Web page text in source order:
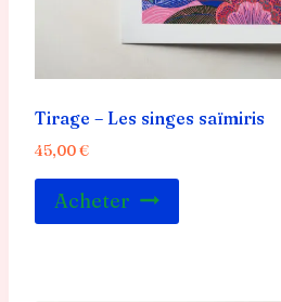
Tirage – Les singes saïmiris
45,00€
Acheter